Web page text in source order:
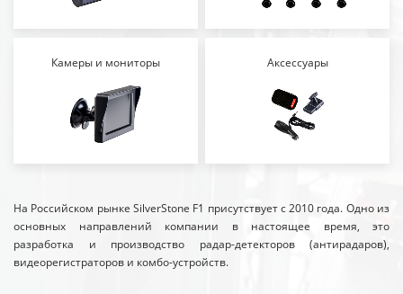
Камеры и мониторы Аксессуары
На Российском рынке SilverStone F1 присутствует с 2010 года. Одно из
основных направлений компании в настоящее время, это
разработка и производство радар-детекторов (антирадаров),
видеорегистраторов и комбо-устройств.